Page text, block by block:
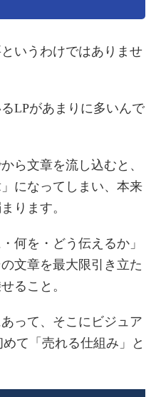
いうわけではありませ
LPがあまりに多いんで
ら文章を流し込むと、
になってしまい、本来
ります。
何を・どう伝えるか」
文章を最大限引き立た
ること。
って、そこにビジュア
て「売れる仕組み」と